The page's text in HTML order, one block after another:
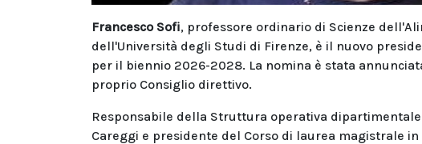
Francesco Sofi, professore ordinario di Scienze
dell'Università degli Studi di Firenze, è il nuovo
per il biennio 2026-2028. La nomina è stata
proprio Consiglio direttivo.
Responsabile della Struttura operativa
Careggi e presidente del Corso di laurea magistrale